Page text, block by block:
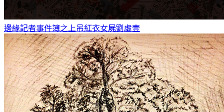
邊緣記者事件簿之上吊紅衣女屍劉虛壹